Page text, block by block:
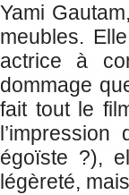
Yami
meubles.
actrice à
dommage
fait tout le
égoïste ?),
légèreté,